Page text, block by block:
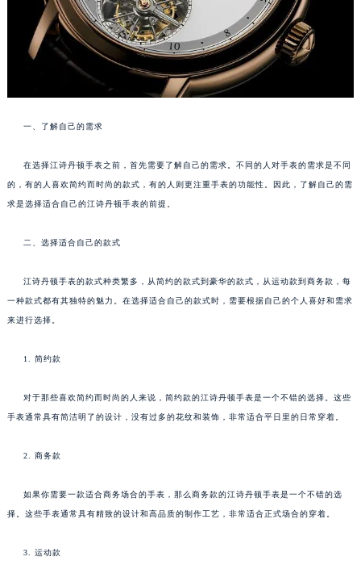
一、了解自己的需求
在选择江诗丹顿手表之前，首先需要了解自己的需求。不同的人对手表的需求是不同
的，有的人喜欢简约而时尚的款式，有的人则更注重手表的功能性。因此，了解自己的需
求是选择适合自己的江诗丹顿手表的前提。
二、选择适合自己的款式
江诗丹顿手表的款式种类繁多，从简约的款式到豪华的款式，从运动款到商务款，每
一种款式都有其独特的魅力。在选择适合自己的款式时，需要根据自己的个人喜好和需求
来进行选择。
1. 简约款
对于那些喜欢简约而时尚的人来说，简约款的江诗丹顿手表是一个不错的选择。这些
手表通常具有简洁明了的设计，没有过多的花纹和装饰，非常适合平日里的日常穿着。
2. 商务款
如果你需要一款适合商务场合的手表，那么商务款的江诗丹顿手表是一个不错的选
择。这些手表通常具有精致的设计和高品质的制作工艺，非常适合正式场合的穿着。
3. 运动款